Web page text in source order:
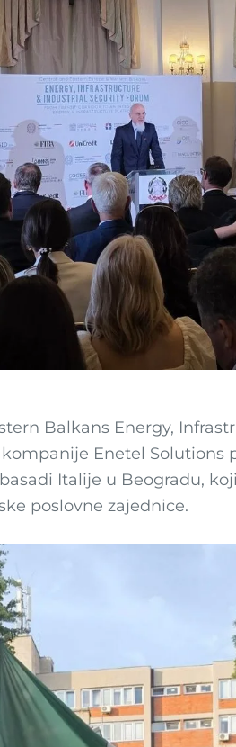
Balkans Energy,
Enetel Solutions
Italije u Beogradu,
poslovne zajednice.